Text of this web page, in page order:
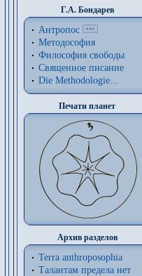
Г.А. Бондарев
Антропос
Методософия
Философия cвободы
Священное писание
Die Methodologie...
Печати планет
Архив разделов
Terra anthroposophia
Талантам предела нет